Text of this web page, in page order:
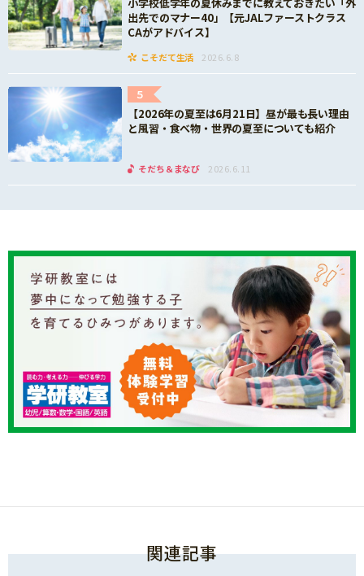
出先でのマナー40」【元JALファーストクラス
CAがアドバイス】
こそだて生活 2026.6.8
5
【2026年の夏至は6月21日】昼が最も長い理由
と風習・食べ物・世界の夏至についても紹介
そだち＆まなび 2026.6.11
関連記事